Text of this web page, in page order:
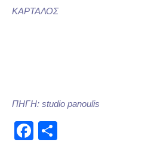
ΚΑΡΤΑΛΟΣ
ΠΗΓΗ: studio panoulis
Facebook